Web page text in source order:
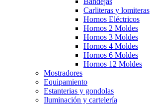
Carliteras y lomiteras
Hornos Eléctricos
Hornos 2 Moldes
Hornos 3 Moldes
Hornos 4 Moldes
Hornos 6 Moldes
Hornos 12 Moldes
Mostradores
Equipamiento
Estanterias y gondolas
Iluminación y cartelería